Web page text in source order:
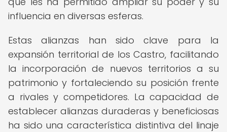
influencia en diversas esferas.
Estas alianzas han sido clave para la
expansión territorial de los Castro, facilitando
la incorporación de nuevos territorios a su
patrimonio y fortaleciendo su posición frente
a rivales y competidores. La capacidad de
establecer alianzas duraderas y beneficiosas
ha sido una característica distintiva del linaje